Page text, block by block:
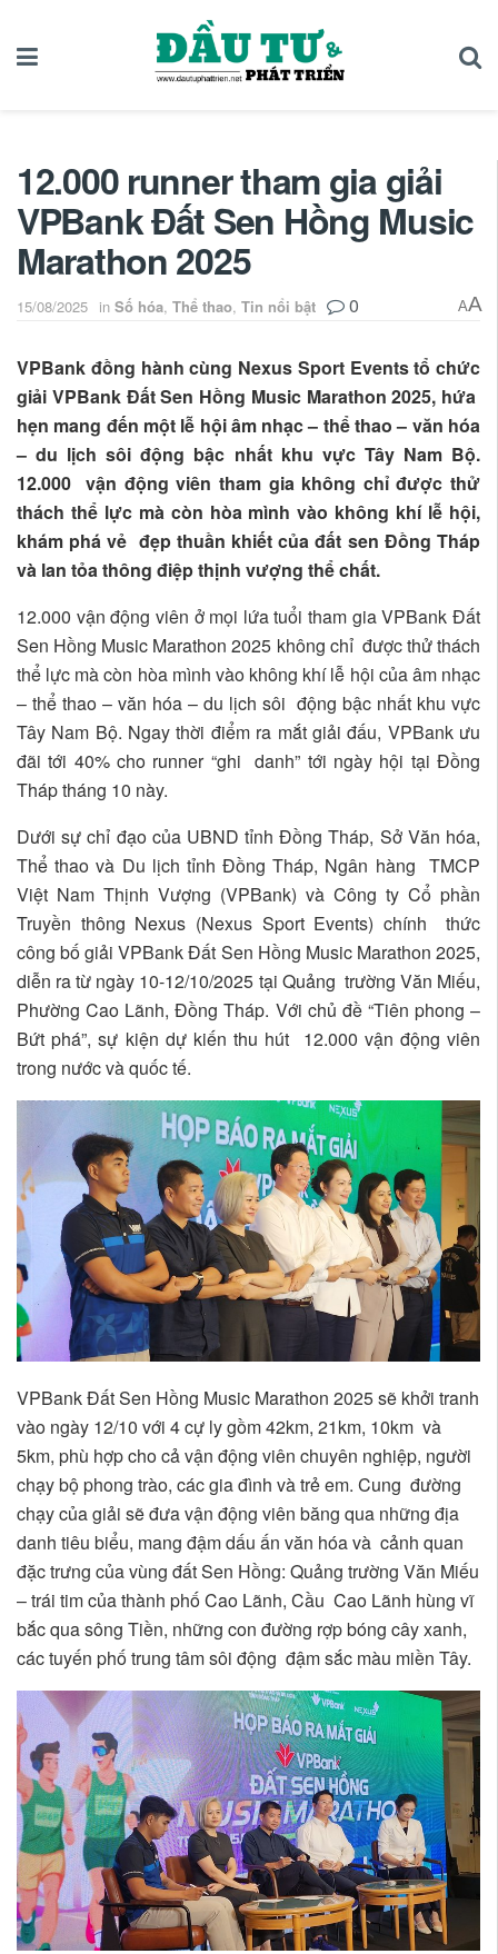
12.000 runner tham gia giải
VPBank Đất Sen Hồng Music
Marathon 2025
15/08/2025 in Số hóa, Thể thao, Tin nổi bật 0 AA
VPBank đồng hành cùng Nexus Sport Events tổ chức
giải VPBank Đất Sen Hồng Music Marathon 2025, hứa
hẹn mang đến một lễ hội âm nhạc – thể thao – văn hóa
– du lịch sôi động bậc nhất khu vực Tây Nam Bộ.
12.000 vận động viên tham gia không chỉ được thử
thách thể lực mà còn hòa mình vào không khí lễ hội,
khám phá vẻ đẹp thuần khiết của đất sen Đồng Tháp
và lan tỏa thông điệp thịnh vượng thể chất.
12.000 vận động viên ở mọi lứa tuổi tham gia VPBank Đất
Sen Hồng Music Marathon 2025 không chỉ được thử thách
thể lực mà còn hòa mình vào không khí lễ hội của âm nhạc
– thể thao – văn hóa – du lịch sôi động bậc nhất khu vực
Tây Nam Bộ. Ngay thời điểm ra mắt giải đấu, VPBank ưu
đãi tới 40% cho runner “ghi danh” tới ngày hội tại Đồng
Tháp tháng 10 này.
Dưới sự chỉ đạo của UBND tỉnh Đồng Tháp, Sở Văn hóa,
Thể thao và Du lịch tỉnh Đồng Tháp, Ngân hàng TMCP
Việt Nam Thịnh Vượng (VPBank) và Công ty Cổ phần
Truyền thông Nexus (Nexus Sport Events) chính thức
công bố giải VPBank Đất Sen Hồng Music Marathon 2025,
diễn ra từ ngày 10-12/10/2025 tại Quảng trường Văn Miếu,
Phường Cao Lãnh, Đồng Tháp. Với chủ đề “Tiên phong –
Bứt phá”, sự kiện dự kiến thu hút 12.000 vận động viên
trong nước và quốc tế.
VPBank Đất Sen Hồng Music Marathon 2025 sẽ khởi tranh
vào ngày 12/10 với 4 cự ly gồm 42km, 21km, 10km và
5km, phù hợp cho cả vận động viên chuyên nghiệp, người
chạy bộ phong trào, các gia đình và trẻ em. Cung đường
chạy của giải sẽ đưa vận động viên băng qua những địa
danh tiêu biểu, mang đậm dấu ấn văn hóa và cảnh quan
đặc trưng của vùng đất Sen Hồng: Quảng trường Văn Miếu
– trái tim của thành phố Cao Lãnh, Cầu Cao Lãnh hùng vĩ
bắc qua sông Tiền, những con đường rợp bóng cây xanh,
các tuyến phố trung tâm sôi động đậm sắc màu miền Tây.